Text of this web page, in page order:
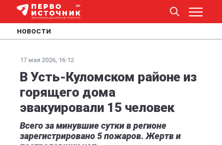
НОВОСТИ
17 мая 2026, 16:12
В Усть-Куломском районе из
горящего дома
эвакуировали 15 человек
Всего за минувшие сутки в регионе
зарегистрировано 5 пожаров. Жертв и